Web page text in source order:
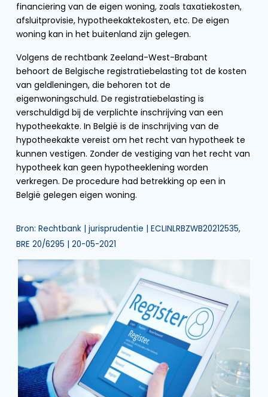
financiering van de eigen woning, zoals taxatiekosten,
afsluitprovisie, hypotheekaktekosten, etc. De eigen
woning kan in het buitenland zijn gelegen.
Volgens de rechtbank Zeeland-West-Brabant
behoort de Belgische registratiebelasting tot de kosten
van geldleningen, die behoren tot de
eigenwoningschuld. De registratiebelasting is
verschuldigd bij de verplichte inschrijving van een
hypotheekakte. In België is de inschrijving van de
hypotheekakte vereist om het recht van hypotheek te
kunnen vestigen. Zonder de vestiging van het recht van
hypotheek kan geen hypotheeklening worden
verkregen. De procedure had betrekking op een in
België gelegen eigen woning.
Bron: Rechtbank | jurisprudentie | ECLINLRBZWB20212535,
BRE 20/6295 | 20-05-2021